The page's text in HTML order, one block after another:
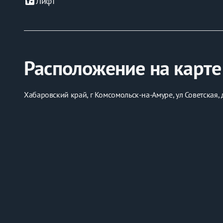
Отвечаем на сообщения с 8:00 до 22:00.
Расположение на карте
Хабаровский край, г Комсомольск-на-Амуре, ул Советская,